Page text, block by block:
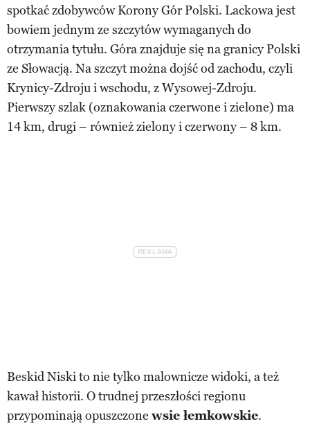
spotkać zdobywców Korony Gór Polski. Lackowa jest
bowiem jednym ze szczytów wymaganych do
otrzymania tytułu. Góra znajduje się na granicy Polski
ze Słowacją. Na szczyt można dojść od zachodu, czyli
Krynicy-Zdroju i wschodu, z Wysowej-Zdroju.
Pierwszy szlak (oznakowania czerwone i zielone) ma
14 km, drugi – również zielony i czerwony – 8 km.
Beskid Niski to nie tylko malownicze widoki, a też
kawał historii. O trudnej przeszłości regionu
przypominają opuszczone wsie łemkowskie.